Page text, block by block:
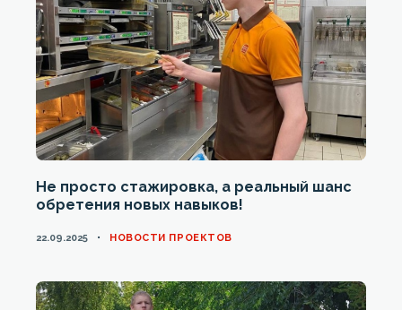
Не просто стажировка, а реальный шанс
обретения новых навыков!
22.09.2025 CATEGORIES
НОВОСТИ ПРОЕКТОВ